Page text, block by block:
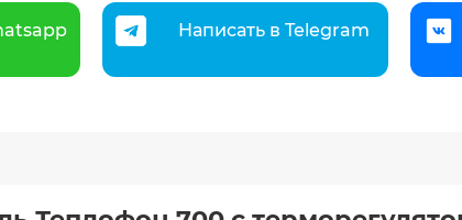
Написать в Telegram